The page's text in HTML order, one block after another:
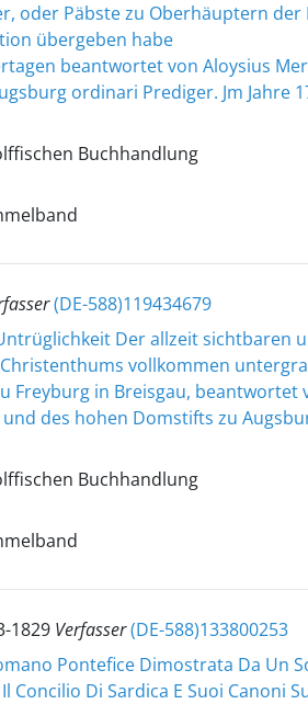
oder Päbste zu Oberhäuptern
übergeben habe
beantwortet von Aloysius
ordinari Prediger. Jm Jahre
Buchhandlung
(DE-588)119434679
Der allzeit sichtbaren
vollkommen
Freyburg in Breisgau, beantwortet
des hohen Domstifts zu
Buchhandlung
1829 Verfasser(DE-588)133800253
Pontefice Dimostrata Da Un
Concilio Di Sardica E Suoi Canoni